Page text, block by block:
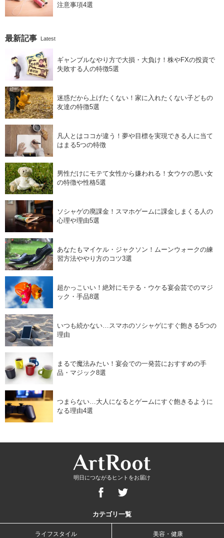
注意事項4選
最新記事 Latest
ギャンブルなやり方で大損・大負け！株やFXの投資で
失敗する人の特徴5選
迷惑だから上げたくない！家に入れたくない子どもの
友達の特徴5選
凡人とはココが違う！夢や目標を実現できる人に当て
はまる5つの特徴
男性だけにモテて女性から嫌われる！女ウケの悪い女
の特徴や性格5選
ソシャゲの廃課金！スマホゲームに課金しまくる人の
心理や理由5選
あなたもマイケル・ジャクソン！ムーンウォークの練
習方法ややり方のコツ3選
超かっこいい！絶対にモテる・ウケる宴会芸でのマジ
ック・手品8選
いつも続かない…スマホのソシャゲにすぐ飽きる5つの
理由
まるで魔法みたい！宴会での一発芸におすすめの手
品・マジック8選
つまらない…大人になるとゲームにすぐ飽きるように
なる理由4選
明日につながるヒントをお届け
カテゴリ一覧
ライフスタイル 美容・健康